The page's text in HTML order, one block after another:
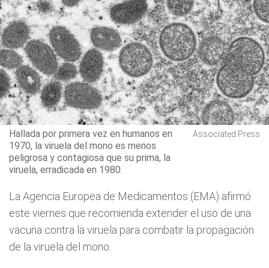
Hallada por primera vez en humanos en
1970, la viruela del mono es menos
peligrosa y contagiosa que su prima, la
viruela, erradicada en 1980.
Associated Press
La Agencia Europea de Medicamentos (EMA) afirmó
este viernes que recomienda extender el uso de una
vacuna contra la viruela para combatir la propagación
de la viruela del mono.